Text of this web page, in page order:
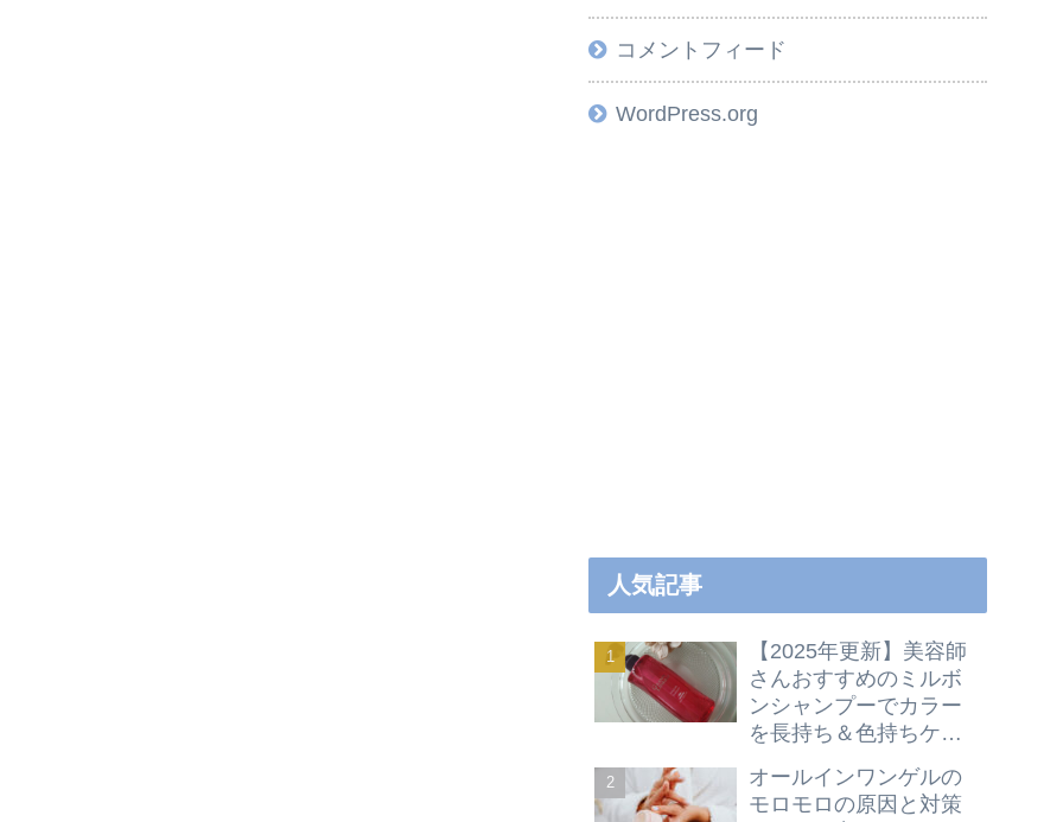
コメントフィード
WordPress.org
人気記事
【2025年更新】美容師
さんおすすめのミルボ
ンシャンプーでカラー
を長持ち＆色持ちケア
オールインワンゲルの
モロモロの原因と対策